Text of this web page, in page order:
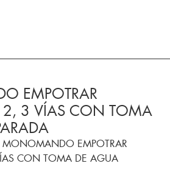
EMPOTRAR
2, 3 VÍAS CON TOMA
EMPOTRAR
CON TOMA DE AGUA